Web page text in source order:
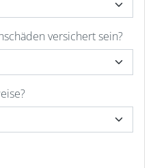
versichert sein?